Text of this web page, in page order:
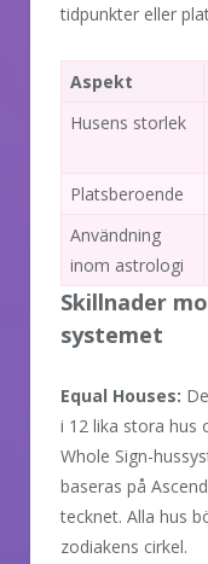
tidpunkter eller
Aspekt
Husens storlek
Platsberoende
Användning
inom astrologi
Skillnader
systemet
Equal Houses:
i 12 lika stora hus
Whole Sign-
baseras på
tecknet. Alla hus
zodiakens cirkel.